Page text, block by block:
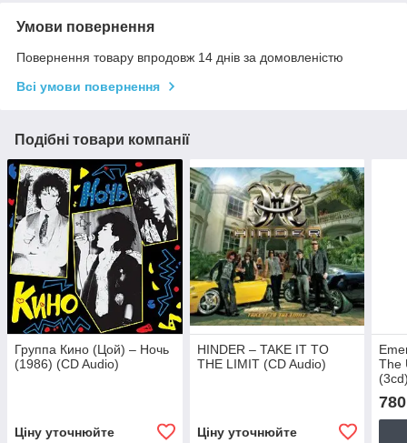
Умови повернення
Повернення товару впродовж 14 днів за домовленістю
Всі умови повернення
Подібні товари компанії
Группа Кино (Цой) – Ночь
(1986) (CD Audio)
Ціну уточнюйте
HINDER – TAKE IT TO
THE LIMIT (CD Audio)
Ціну уточнюйте
The
(CD
780